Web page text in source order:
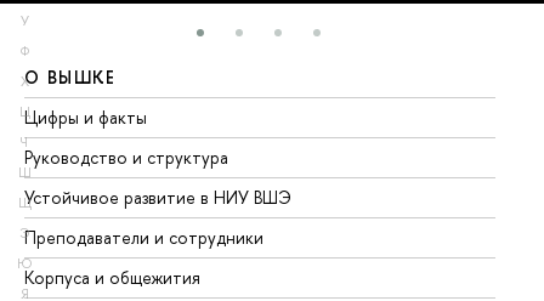
У
Ф
Х
Ц
Ч
Ш
Щ
Э
Ю
Я
О ВЫШКЕ
Цифры и факты
Руководство и структура
Устойчивое развитие в НИУ ВШЭ
Преподаватели и сотрудники
Корпуса и общежития